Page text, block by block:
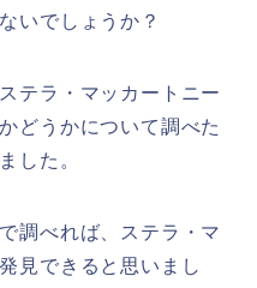
いでしょうか？
テラ・マッカートニー
どうかについて調べた
した。
調べれば、ステラ・マ
見できると思いまし